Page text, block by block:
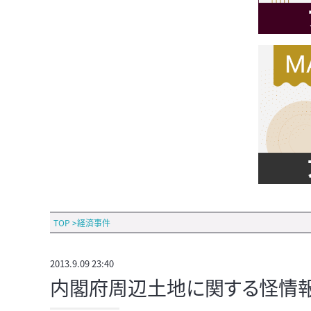
TOP >経済事件
2013.9.09 23:40
内閣府周辺土地に関する怪情報